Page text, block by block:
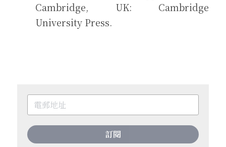
Cambridge, UK: Cambridge
University Press.
訂閱